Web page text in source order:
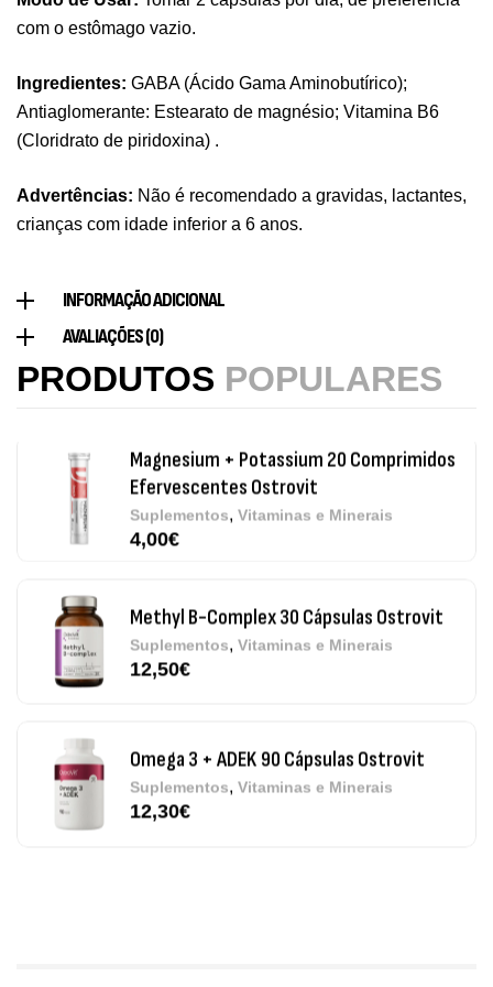
com o estômago vazio.
Ingredientes: GABA (Ácido Gama Aminobutírico);
Antiaglomerante: Estearato de magnésio; Vitamina B6
(Cloridrato de piridoxina) .
Advertências: Não é recomendado a gravidas, lactantes,
crianças com idade inferior a 6 anos.
INFORMAÇÃO ADICIONAL
AVALIAÇÕES (0)
PRODUTOS POPULARES
Triple Magnesium + B6 P-5-P 90 Cápsulas
Ostrovit
Saúde Óssea, Suplementos
9,50€
Vitamin D3 + K2 90 Comprimidos Ostrovit
Saúde Óssea ,Suplementos
Magnesium + Potassium 20 Comprimidos
Efervescentes Ostrovit
Suplementos ,Vitaminas e Minerais
Methyl B-Complex 30 Cápsulas Ostrovit
Suplementos ,Vitaminas e Minerais
12,50
Omega 3 + ADEK 90 Cápsulas Ostrovit
Suplementos, Vitaminas e Minerais
12,30€
Pure Electrolytes 270 G Ostrovit
Desporto,Suplementos
7,50€